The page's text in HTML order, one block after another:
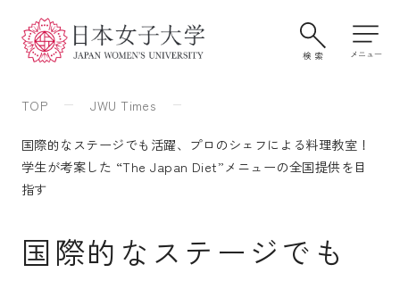
TOP JWU Times
国際的なステージでも活躍、プロのシェフによる料理教室！
学生が考案した “The Japan Diet”メニューの全国提供を目
指す
国際的なステージでも